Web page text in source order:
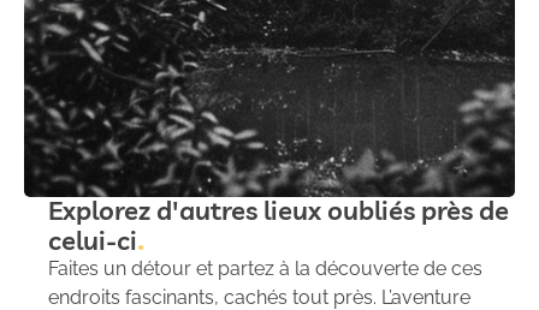
Explorez d'autres lieux oubliés près de
celui-ci
Faites un détour et partez à la découverte de ces
endroits fascinants, cachés tout près. L’aventure